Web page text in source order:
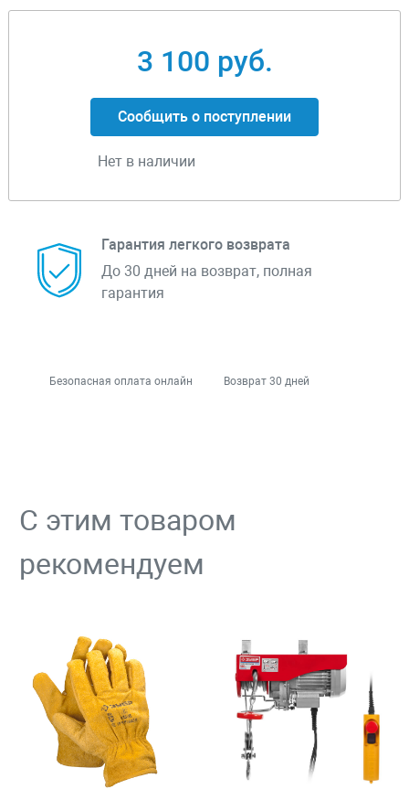
3 100 руб.
Сообщить о поступлении
Нет в наличии
Гарантия легкого возврата
До 30 дней на возврат, полная
гарантия
Безопасная оплата онлайн Возврат 30 дней
С этим товаром
рекомендуем